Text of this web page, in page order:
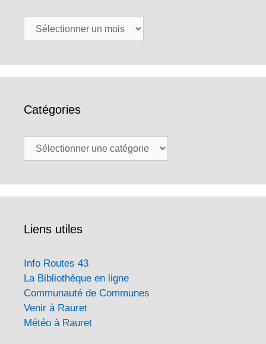
Archives
Catégories
Catégories
Liens utiles
Info Routes 43
La Bibliothèque en ligne
Communauté de Communes
Venir à Rauret
Météo à Rauret